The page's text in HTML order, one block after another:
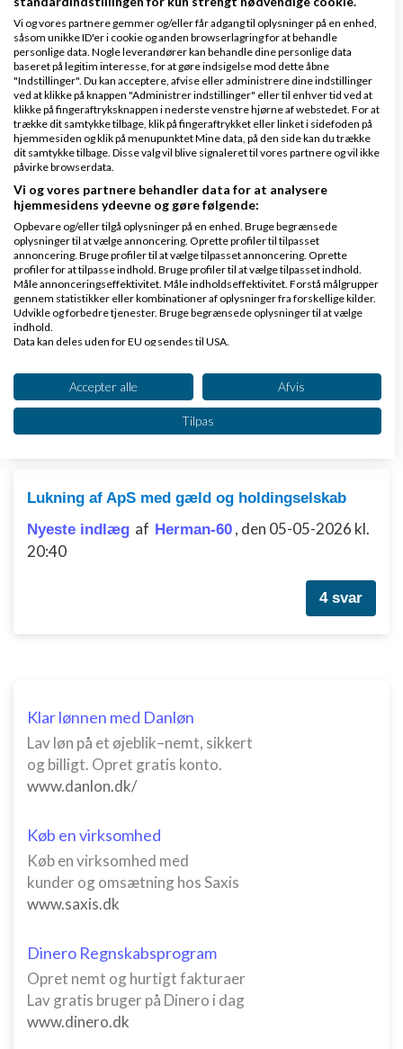
4 svar
Hvem har ApS til salg
Nyeste indlægafAllRoundMan,den 21-05-2026
kl. 16:06
Kan jeg oprette en dansk virksomhed, hvis jeg
bor fast i udlandet?
Nyeste indlægafPernilleL,den 26-06-2026 kl.
15:56
Lukning af ApS med gæld og holdingselskab
Nyeste indlæg af Herman-60 , den 05-05-2026 kl.
20:40
4 svar
Klar lønnen med Danløn
Lav løn på et øjeblik–nemt, sikkert
og billigt. Opret gratis konto.
www.danlon.dk/
Køb en virksomhed
Køb en virksomhed med
kunder og omsætning hos Saxis
www.saxis.dk
Dinero Regnskabsprogram
Opret nemt og hurtigt fakturaer
Lav gratis bruger på Dinero i dag
www.dinero.dk
Vi og vores partnere gemmer og/eller får adgang til oplysninger på en enhed,
såsom unikke ID'er i cookie og anden browserlagring for at behandle
personlige data. Nogle leverandører kan behandle dine personlige data
baseret på legitim interesse, for at gøre indsigelse mod dette åbne
"Indstillinger". Du kan acceptere, afvise eller administrere dine indstillinger
ved at klikke på knappen "Administrer indstillinger" eller til enhver tid ved at
klikke på fingeraftryksknappen i nederste venstre hjørne af webstedet. For at
trække dit samtykke tilbage, klik på fingeraftrykket eller linket i sidefoden på
hjemmesiden og klik på menupunktet Mine data, på den side kan du trække
dit samtykke tilbage. Disse valg vil blive signaleret til vores partnere og vil ikke
påvirke browserdata.
Vi og vores partnere behandler data for at analysere
hjemmesidens ydeevne og gøre følgende:
Opbevare og/eller tilgå oplysninger på en enhed. Bruge begrænsede
oplysninger til at vælge annoncering. Oprette profiler til tilpasset
annoncering. Bruge profiler til at vælge tilpasset annoncering. Oprette
profiler for at tilpasse indhold. Bruge profiler til at vælge tilpasset indhold.
Måle annonceringseffektivitet. Måle indholdseffektivitet. Forstå målgrupper
gennem statistikker eller kombinationer af oplysninger fra forskellige kilder.
Udvikle og forbedre tjenester. Bruge begrænsede oplysninger til at vælge
indhold.
Data kan deles uden for EU og sendes til USA.
Se partnerliste (2 IAB-leverandører)
Vi bruger dine data til følgende formål:
IAB's behandlingsformål:
Bruge begrænsede oplysninger til at vælge
annoncering
Måle annonceringseffektivitet
Måle indholdseffektivitet
kilder
Udvikle og forbedre tjenester
Bruge begrænsede oplysninger til at vælge
IAB Special Features:
Bruge præcise geografiske
placeringsoplysninger
Identificere enheder baseret på aktivt
Accepter alle Afvis
Tilpas